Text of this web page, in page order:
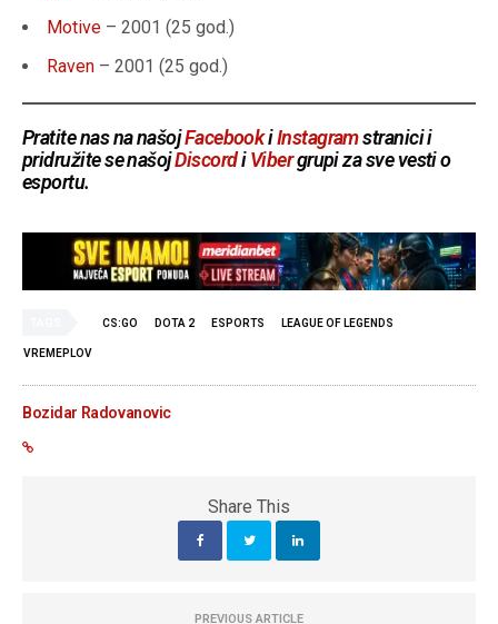
Motive – 2001 (25 god.)
Raven – 2001 (25 god.)
Pratite nas na našojFacebookiInstagramstranici i
pridružite se našojDiscordiVibergrupi za sve vesti o
esportu.
CS:GO DOTA 2 ESPORTS LEAGUE OF LEGENDS
VREMEPLOV
Bozidar Radovanovic
Share This
PREVIOUS ARTICLE